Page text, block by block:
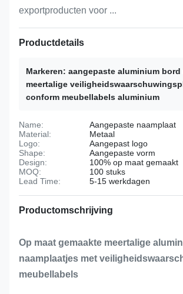
exportproducten voor ...
Productdetails
Markeren: aangepaste aluminium bord
meertalige
conform meubellabels aluminium
Name:
Aangepaste naamplaat
Material:
Metaal
Logo:
Aangepast logo
Shape:
Aangepaste vorm
Design:
100% op maat gemaakt
MOQ:
100 stuks
Lead Time:
5-15 werkdagen
Productomschrijving
Op maat gemaakte meertalige
naamplaatjes met
meubellabels